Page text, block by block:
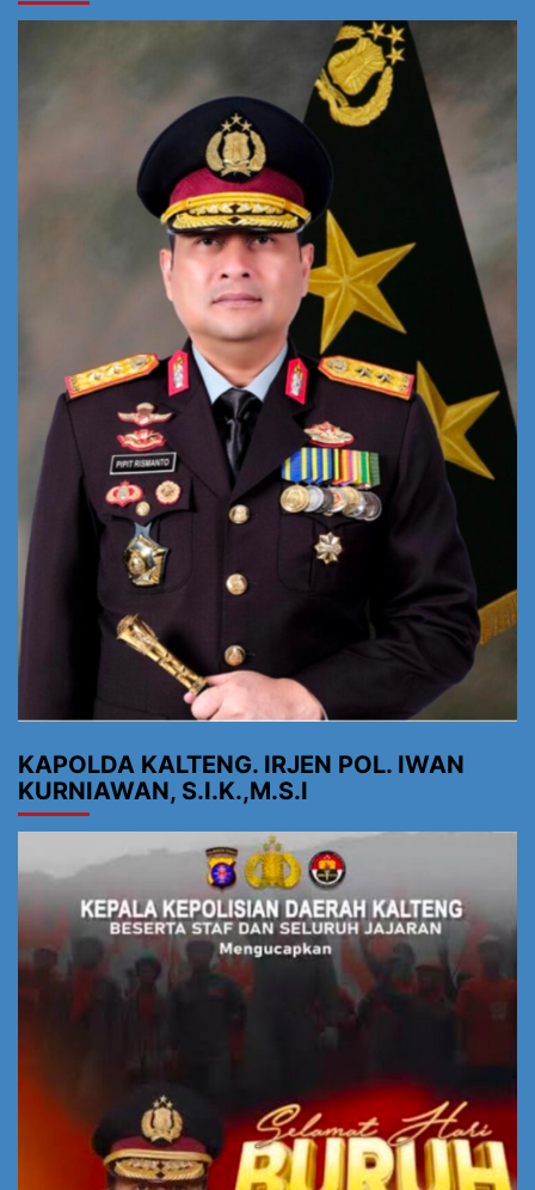
KAPOLDA KALTENG. IRJEN POL. IWAN
KURNIAWAN, S.I.K.,M.S.I